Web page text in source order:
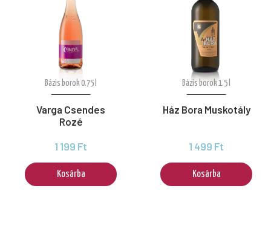
Bázis borok 0.75 l
Varga Csendes
Rozé
1 199 Ft
Kosárba
Bázis borok 1.5 l
Ház Bora Muskotály
1 499 Ft
Kosárba